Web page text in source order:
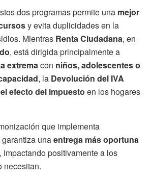
dos programas permite una mejor
y evita duplicidades en la
Mientras Renta Ciudadana, en
, está dirigida principalmente a
extremacon niños, adolescentes o
, la Devolución del IVA
efecto del impuesto en los hogares
que implementa
unaentrega más oportuna
, impactando positivamente a los
necesitan.